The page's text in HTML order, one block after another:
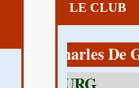
LE CLUB
Charles De Gaulle